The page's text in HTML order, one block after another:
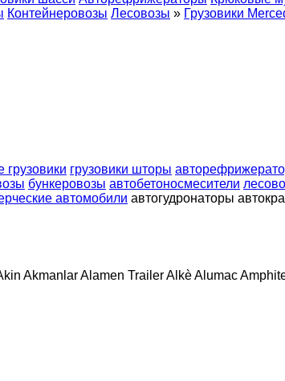
Контейнеровозы Лесовозы » Грузовики
грузовики грузовики шторы
бункеровозы автобетоносмесители
автомобили автогудронаторы
AkmanlarAlamen TrailerAlkèAlumac